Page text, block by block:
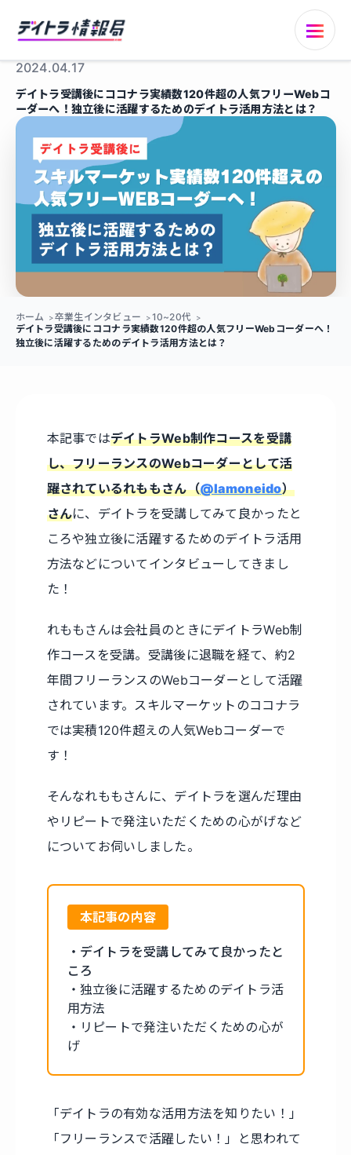
2024.04.17
デイトラ受講後にココナラ実績数120件超の人気フリーWebコ
ーダーへ！独立後に活躍するためのデイトラ活用方法とは？
ホーム 卒業生インタビュー
10~20代
デイトラ受講後にココナラ実績数120件超の人気フリーWebコーダーへ！
独立後に活躍するためのデイトラ活用方法とは？
本記事ではデイトラWeb制作コースを受講
し、フリーランスのWebコーダーとして活
躍されているれももさん（@lamoneido）
さんに、デイトラを受講してみて良かったと
ころや独立後に活躍するためのデイトラ活用
方法などについてインタビューしてきまし
た！
れももさんは会社員のときにデイトラWeb制
作コースを受講。受講後に退職を経て、約2
年間フリーランスのWebコーダーとして活躍
されています。スキルマーケットのココナラ
では実積120件超えの人気Webコーダーで
す！
そんなれももさんに、デイトラを選んだ理由
やリピートで発注いただくための心がげなど
についてお伺いしました。
本記事の内容
・デイトラを受講してみて良かったと
ころ
・独立後に活躍するためのデイトラ活
用方法
・リピートで発注いただくための心が
げ
「デイトラの有効な活用方法を知りたい！」
「フリーランスで活躍したい！」と思われて